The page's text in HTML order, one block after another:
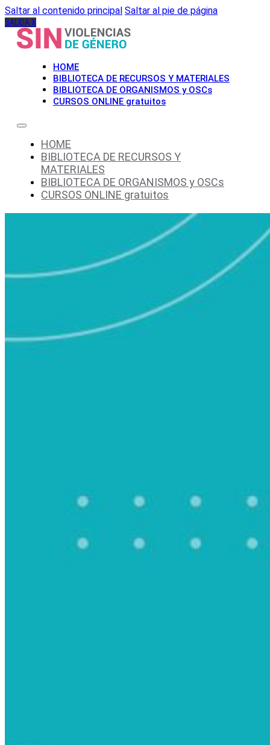
Saltar al contenido principal Saltar al pie de página
SALIDA X
HOME
BIBLIOTECA DE RECURSOS Y MATERIALES
BIBLIOTECA DE ORGANISMOS y OSCs
CURSOS ONLINE gratuitos
HOME
BIBLIOTECA DE RECURSOS Y
MATERIALES
BIBLIOTECA DE ORGANISMOS y OSCs
CURSOS ONLINE gratuitos